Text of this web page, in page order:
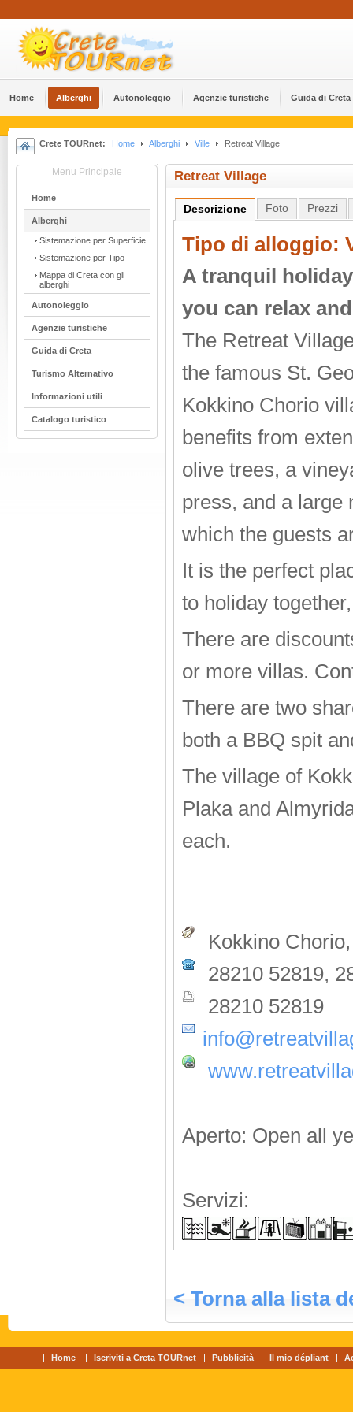
Home Alberghi Αutonoleggio Agenzie turistiche Guida di Creta
Crete TOURnet: Home Alberghi Ville Retreat Village
Menu Principale
Home
Alberghi
Sistemazione per Superficie
Sistemazione per Tipo
Mappa di Creta con gli
alberghi
Αutonoleggio
Agenzie turistiche
Guida di Creta
Turismo Alternativo
Informazioni utili
Catalogo turistico
Retreat Village
Descrizione Foto Prezzi
Tipo di alloggio:
A tranquil
you can relax
The Retreat
the famous St.
Kokkino Chorio
benefits from
olive trees, a
press, and a large
which the guests
It is the perfect
to holiday
There are
or more villas.
There are two
both a BBQ spit
The village of
Plaka and
each.
Kokkino
28210 52819,
28210 52819
Aperto: Open all
Servizi:
< Torna alla lista
Home Iscriviti a Creta TOURnet Pubblicità Il mio dépliant